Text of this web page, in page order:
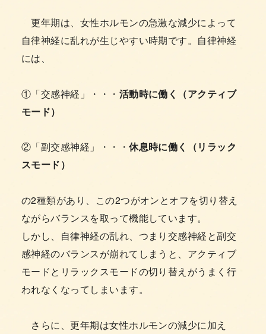
更年期は、女性ホルモンの急激な減少によって
自律神経に乱れが生じやすい時期です。自律神経
には、
①「交感神経」・・・ 活動時に働く（アクティブ
モード）
②「副交感神経」・・・休息時に働く（リラック
スモード）
の2種類があり、この2つがオンとオフを切り替え
ながらバランスを取って機能しています。
しかし、自律神経の乱れ、つまり交感神経と副交
感神経のバランスが崩れてしまうと、アクティブ
モードとリラックスモードの切り替えがうまく行
われなくなってしまいます。
さらに、更年期は女性ホルモンの減少に加え